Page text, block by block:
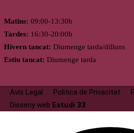
Matins: 09:00-13:30h
Tardes: 16:30-20:00h
Hivern tancat: Diumenge tarda/dilluns
Estiu tancat: Diumenge tarda
Avís Legal Politica de Privacitat
Disseny web Estudi 33